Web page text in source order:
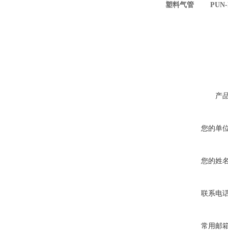
塑料气管 PUN-
产
您的单
您的姓
联系电
常用邮